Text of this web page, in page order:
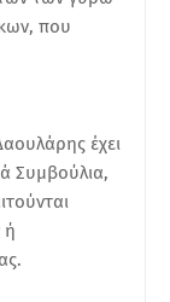
που
έχει
Συμβούλια,
ή